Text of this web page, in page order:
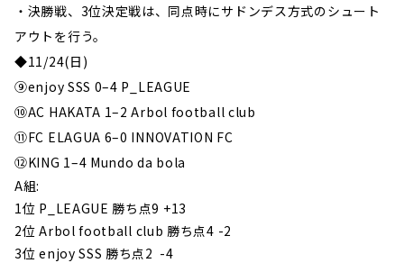
・決勝戦、3位決定戦は、同点時にサドンデス方式のシュート
アウトを行う。
◆11/24(日)
⑨enjoy SSS 0–4 P_LEAGUE
⑩AC HAKATA 1–2 Arbol football club
⑪FC ELAGUA 6–0 INNOVATION FC
⑫KING 1–4 Mundo da bola
A組:
1位 P_LEAGUE 勝ち点9 +13
2位 Arbol football club 勝ち点4 -2
3位 enjoy SSS 勝ち点2 -4